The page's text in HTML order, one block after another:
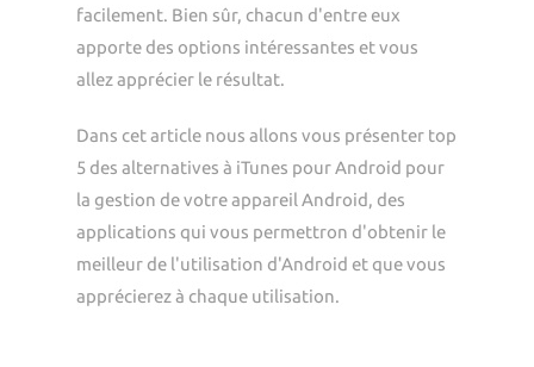
facilement. Bien sûr, chacun d'entre eux
apporte des options intéressantes et vous
allez apprécier le résultat.
Dans cet article nous allons vous présenter top
5 des alternatives à iTunes pour Android pour
la gestion de votre appareil Android, des
applications qui vous permettron d'obtenir le
meilleur de l'utilisation d'Android et que vous
apprécierez à chaque utilisation.